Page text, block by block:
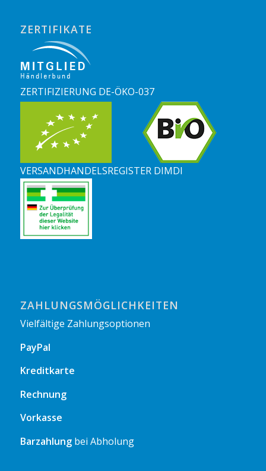
ZERTIFIKATE
ZERTIFIZIERUNG DE-ÖKO-037
VERSANDHANDELSREGISTER DIMDI
ZAHLUNGSMÖGLICHKEITEN
Vielfältige Zahlungsoptionen
PayPal
Kreditkarte
Rechnung
Vorkasse
Barzahlungbei Abholung